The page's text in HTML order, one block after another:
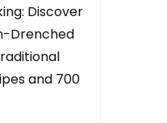
Discover
Drenched
and 700